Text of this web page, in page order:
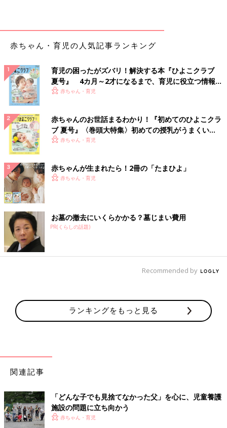
赤ちゃん・育児の人気記事ランキング
育児の困ったがズバリ！解決する本『ひよこクラブ
夏号』 4カ月～2才になるまで、育児に役立つ情報が
いっぱい！
赤ちゃん・育児
赤ちゃんのお世話まるわかり！『初めてのひよこクラ
ブ 夏号』〈巻頭大特集〉初めての授乳がうまくい
く！ おっぱい・ミルクの基本と夏のトラブル 解決テ
赤ちゃん・育児
赤ちゃんが生まれたら！2冊の「たまひよ」
赤ちゃん・育児
お墓の撤去にいくらかかる？墓じまい費用
PR(くらしの話題)
Recommended by
ランキングをもっと見る
関連記事
「どんな子でも見捨てなかった父」を心に、児童養護
施設の問題に立ち向かう
赤ちゃん・育児